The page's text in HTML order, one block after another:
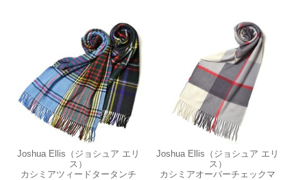
Joshua Ellis（ジョシュア エリ
ス）
カシミアツィードタータンチ
Joshua Ellis（ジョシュア エリ
ス）
カシミアオーバーチェックマ